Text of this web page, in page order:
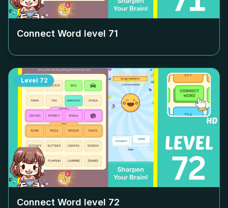
Connect Word level 71
Level 72
Connect Word level 72